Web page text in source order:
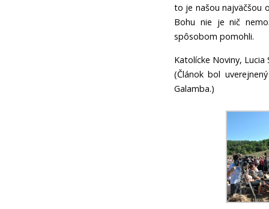
to je našou najväčšou
Bohu nie je nič
spôsobom pomohli.
Katolícke Noviny, Lucia
(Článok bol
Galamba.)